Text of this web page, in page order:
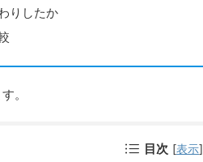
りしたか
。
目次 [表示]